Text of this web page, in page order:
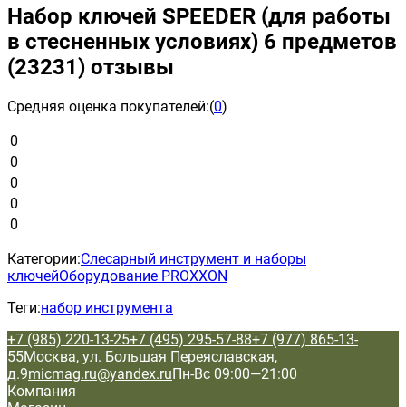
Набор ключей SPEEDER (для работы
в стесненных условиях) 6 предметов
(23231) отзывы
Средняя оценка покупателей:(0)
0
0
0
0
0
Категории:Слесарный инструмент и наборы
ключейОборудование PROXXON
Теги:набор инструмента
+7 (985) 220-13-25+7 (495) 295-57-88+7 (977) 865-13-
55Москва, ул. Большая Переяславская,
д.9micmag.ru@yandex.ruПн-Вс 09:00—21:00
Компания